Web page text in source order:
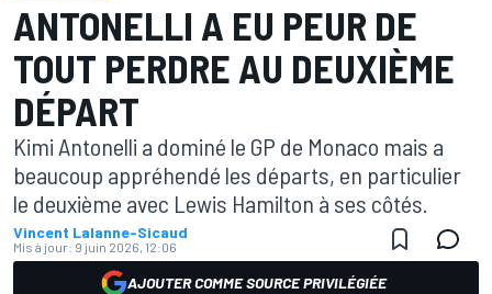
ANTONELLI A EU PEUR DE
TOUT PERDRE AU DEUXIÈME
DÉPART
Kimi Antonelli a dominé le GP de Monaco mais a
beaucoup appréhendé les départs, en particulier
le deuxième avec Lewis Hamilton à ses côtés.
Vincent Lalanne-Sicaud
Mis à jour: 9 juin 2026, 12:06
AJOUTER COMME SOURCE PRIVILÉGIÉE